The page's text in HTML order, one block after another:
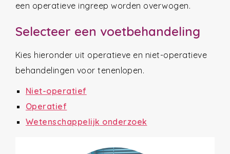
een operatieve ingreep worden overwogen.
Selecteer een voetbehandeling
Kies hieronder uit operatieve en niet-operatieve
behandelingen voor tenenlopen.
Niet-operatief
Operatief
Wetenschappelijk onderzoek